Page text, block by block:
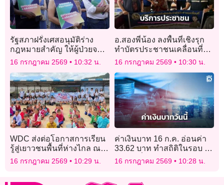
รัฐสภาฝรั่งเศสอนุมัติร่าง
กฎหมายสำคัญ ให้ผู้ป่วยจบ
ชีวิตแบบรับการช่วยเหลือ
16 กรกฎาคม 2569 10:32 น.
อ.สองพี่น้อง ลงพื้นที่เชิงรุก
ทำบัตรประชาชนเคลื่อนที่
กลุ่มเปราะบาง
16 กรกฎาคม 2569 10:30 น.
WDC ส่งต่อโอกาสการเรียน
รู้สู่เยาวชนพื้นที่ห่างไกล ณ
จังหวัดเชียงใหม่
16 กรกฎาคม 2569 10:29 น.
ค่าเงินบาท 16 ก.ค. อ่อนค่า
33.62 บาท ทำสถิติในรอบ 14
เดือนครึ่ง
16 กรกฎาคม 2569 10:28 น.